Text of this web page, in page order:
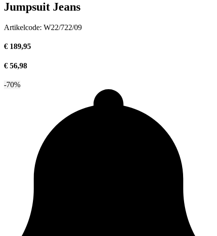
Jumpsuit Jeans
Artikelcode: W22/722/09
€ 189,95
€ 56,98
-70%